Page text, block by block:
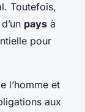
Toutefois,
pays à
pour
l’homme et
aux